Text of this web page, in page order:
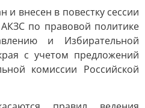
и внесен в повестку сессии
по правовой политике
и Избирательной
с учетом предложений
комиссии Российской